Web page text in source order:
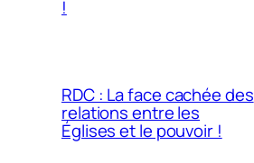
!
RDC : La face cachée des
relations entre les
Églises et le pouvoir !